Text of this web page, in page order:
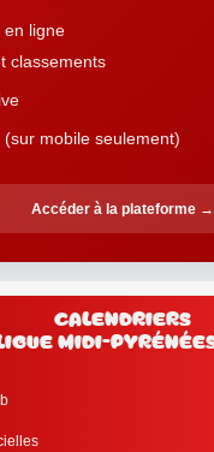
en ligne
classements
mobile seulement)
Accéder à la plateforme →
Calendriers
Midi-